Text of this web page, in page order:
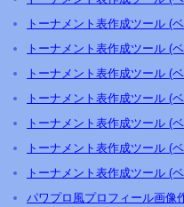
トーナメント表作成ツール (
トーナメント表作成ツール (
トーナメント表作成ツール (
トーナメント表作成ツール (
トーナメント表作成ツール (
トーナメント表作成ツール (
トーナメント表作成ツール (
パワプロ風プロフィール画像